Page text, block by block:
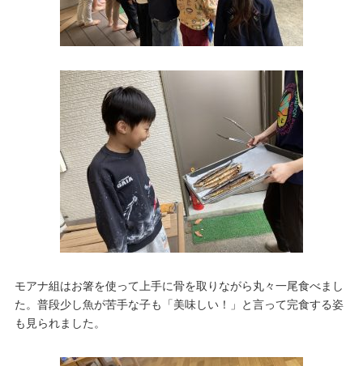
モアナ組はお箸を使って上手に骨を取りながら丸々一尾食べまし
た。普段少し魚が苦手な子も「美味しい！」と言って完食する姿
も見られました。